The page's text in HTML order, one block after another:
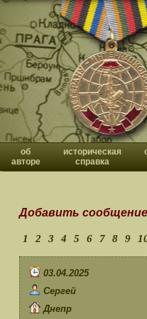
об
авторе
историческая
справка
Добавить сообщение
1 2 3 4 5 6 7 8 9
03.04.2025
Сергей
Днепр